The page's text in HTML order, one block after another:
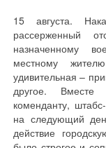
15 августа.
рассерженный
назначенному
местному
удивительная –
другое. Вместе
коменданту,
на следующий
действие